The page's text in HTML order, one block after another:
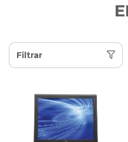
Filtrar